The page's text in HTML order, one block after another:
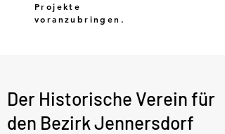
Projekte
voranzubringen.
Der Historische Verein für
den Bezirk Jennersdorf